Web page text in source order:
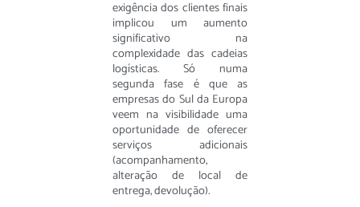
exigência dos clientes finais
implicou um aumento
significativo na
complexidade das cadeias
logísticas. Só numa
segunda fase é que as
empresas do Sul da Europa
veem na visibilidade uma
oportunidade de oferecer
serviços adicionais
(acompanhamento,
alteração de local de
entrega, devolução).